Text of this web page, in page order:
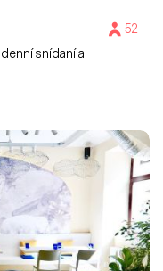
52
snídaní a